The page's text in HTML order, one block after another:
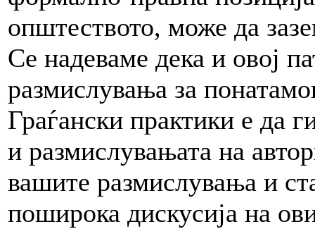
општеството, може да
Се надеваме дека и овој
размислувања за
Граѓански практики е да
и размислувањата на
вашите размислувања и
поширока дискусија на